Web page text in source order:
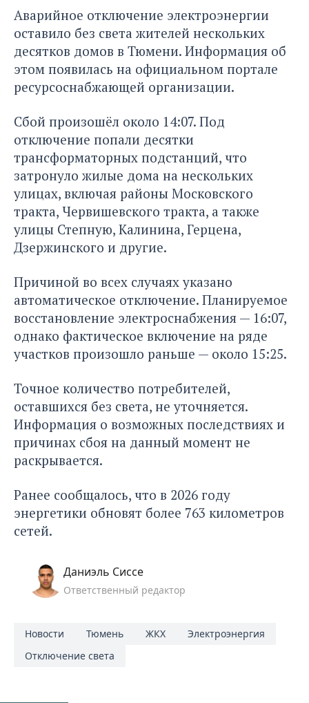
Аварийное отключение электроэнергии
оставило без света жителей нескольких
десятков домов в Тюмени. Информация об
этом появилась на официальном портале
ресурсоснабжающей организации.
Сбой произошёл около 14:07. Под
отключение попали десятки
трансформаторных подстанций, что
затронуло жилые дома на нескольких
улицах, включая районы Московского
тракта, Червишевского тракта, а также
улицы Степную, Калинина, Герцена,
Дзержинского и другие.
Причиной во всех случаях указано
автоматическое отключение. Планируемое
восстановление электроснабжения — 16:07,
однако фактическое включение на ряде
участков произошло раньше — около 15:25.
Точное количество потребителей,
оставшихся без света, не уточняется.
Информация о возможных последствиях и
причинах сбоя на данный момент не
раскрывается.
Ранее сообщалось, что в 2026 году
энергетики обновят более 763 километров
сетей.
Даниэль Сиссе
Ответственный редактор
Новости Тюмень ЖКХ
Электроэнергия
Отключение света